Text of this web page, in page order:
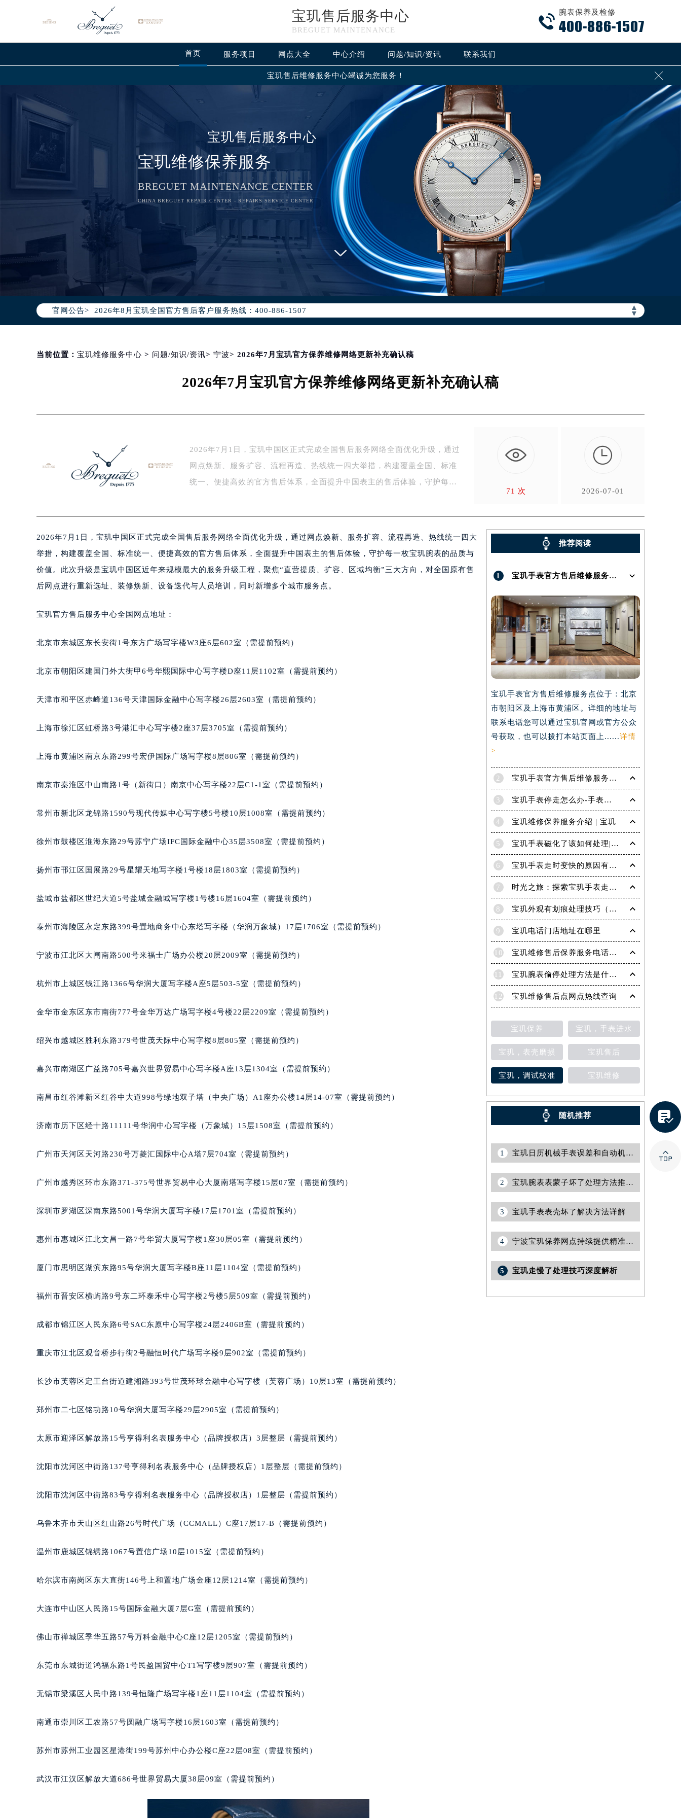
宝玑售后服务中心
BREGUET MAINTENANCE

腕表保养及检修
400-886-1507
首页 服务项目 网点大全 中心介绍 问题/知识/资讯 联系我们
宝玑售后维修服务中心竭诚为您服务！ 
宝玑售后服务中心
宝玑维修保养服务
BREGUET MAINTENANCE CENTER
CHINA BREGUET REPAIR CENTER - REPAIRS SERVICE CENTER
官网公告> ▲
▼
2026年8月宝玑中国区售后服务网络优化升级公告
2026年8月宝玑全国官方售后客户服务热线：400-886-1507
宝玑官方全国统一服务热线400-886-1507，服务覆盖中国大陆、香港、澳门、台湾全部区域（非大陆需加拨“+86”）
2026年8月宝玑售后服务中心最新网点地址：
北京市东城区东长安街1号东方广场写字楼W3座6层602室（需提前预约）
上海市徐汇区虹桥路3号港汇中心写字楼2座37层3705室（需提前预约）
扬州市邗江区国展路29号星耀天地写字楼1号楼18层1803室（需提前预约）
盐城市盐都区世纪大道5号盐城金融城写字楼1号楼16层1604室（需提前预约）
泰州市海陵区永定东路399号置地商务中心东塔写字楼（华润万象城）17层1706室（需提前预约）
绍兴市越城区胜利东路379号世茂天际中心写字楼8层805室（需提前预约）
嘉兴市南湖区广益路705号嘉兴世界贸易中心写字楼A座13层1304室（需提前预约）
南昌市红谷滩新区红谷中大道998号绿地双子塔（中央广场）A1座办公楼14层07室（需提前预约）
济南市历下区经十路11111号华润中心写字楼（万象城）15层1508室（需提前预约）
广州市越秀区环市东路371-375号世界贸易中心大厦南塔写字楼15层07室（需提前预约）
惠州市惠城区江北文昌一路7号华贸大厦写字楼1座30层05室（需提前预约）
福州市鼓楼区五四路128-1号恒力城写字楼15层03室（需提前预约）
重庆市江北区观音桥步行街2号融恒时代广场写字楼9层902室（需提前预约）
郑州市二七区铭功路10号华润大厦写字楼29层2905室（需提前预约）
沈阳市沈河区中街路137号亨得利名表服务中心（品牌授权店）1层整层（需提前预约）
乌鲁木齐市天山区红山路26号时代广场（CCMALL）C座17层17-B（需提前预约）
哈尔滨市道里区友谊西路600号富力中心T2座写字楼29层03室（需提前预约）
佛山市禅城区季华五路57号万科金融中心C座12层1205室（需提前预约）
无锡市梁溪区人民中路139号恒隆广场写字楼1座11层1104室（需提前预约）
苏州市苏州工业园区星港街199号苏州中心办公楼C座22层08室（需提前预约）
南宁市青秀区金湖路59号地王大厦12楼1224室（需提前预约）
泉州市丰泽区宝洲路729号浦西万达中心写字楼A座7楼709室（需提前预约）
烟台市芝罘区胜利路139号万达金融中心A座907室（需提前预约）
贵阳市南明区都司高架桥路33号亨特国际金融中心14楼14D（需提前预约）
石家庄市长安区中山东路39号勒泰中心写字楼B座13层07室（需提前预约）
海口市龙华区金贸东路5号海口华润大厦B座17层1707室（需提前预约）
台州市椒江区东海大道1800号腾达中心东1幢20楼2002室（需提前预约）
甘肃省兰州市七里河区西津西路16号兰州中心写字楼21层2102室（需提前预约）
黑龙江省大庆市萨尔图区会战大街宝玑售后服务中心（需提前预约）
黑龙江省黑河市爱辉区中央街宝玑售后服务中心（需提前预约）
黑龙江省佳木斯市向阳区长安路宝玑售后服务中心（需提前预约）
黑龙江省七台河市桃山区大同街宝玑售后服务中心（需提前预约）
黑龙江省双鸭山市尖山区新兴大街宝玑售后服务中心（需提前预约）
黑龙江省伊春市伊美区通河路宝玑售后服务中心（需提前预约）
吉林省白山市浑江区浑江大街宝玑售后服务中心（需提前预约）
吉林省辽源市龙山区人民大街宝玑售后服务中心（需提前预约）
吉林省四平市铁东区紫气大路与南九经街交汇处宝玑售后服务中心（需提前预约）
吉林省通化市东昌区环通乡江南大街宝玑售后服务中心（需提前预约）
辽宁省鞍山市铁东区站前街宝玑售后服务中心（需提前预约）
辽宁省朝阳市双塔区新华路宝玑售后服务中心（需提前预约）
辽宁省抚顺市新抚区东一路宝玑售后服务中心（需提前预约）
辽宁省葫芦岛市连山区中央路宝玑售后服务中心（需提前预约）
辽宁省辽阳市白塔区新运大街宝玑售后服务中心（需提前预约）
辽宁省铁岭市银州区南马路宝玑售后服务中心（需提前预约）
辽宁省沈阳市沈河区中街路137号亨得利名表维修授权店1楼宝玑售后服务中心（需提前预约）
北京市朝阳区建国门外大街甲6号华熙国际中心D座11层1102室宝玑售后服务中心（北京总部）（需提前预约）
河北省保定市竞秀区朝阳北大街北国先天下宝玑售后服务中心（需提前预约）
内蒙古自治区巴彦淖尔市临河区新华街宝玑售后服务中心（需提前预约）
内蒙古自治区赤峰市红山区哈达街宝玑售后服务中心（需提前预约）
内蒙古自治区呼伦贝尔市海拉尔区中央街宝玑售后服务中心（需提前预约）
内蒙古自治区乌海市海勃湾区人民南路宝玑售后服务中心（需提前预约）
内蒙古自治区锡林郭勒盟市锡林浩特市光明街与额尔敦路交叉口宝玑售后服务中心（需提前预约）
内蒙古自治区兴安盟市乌兰浩特市兴安大街宝玑售后服务中心（需提前预约）
当前位置： 宝玑维修服务中心 > 问题/知识/资讯> 宁波> 2026年7月宝玑官方保养维修网络更新补充确认稿
2026年7月宝玑官方保养维修网络更新补充确认稿
2026年7月1日，宝玑中国区正式完成全国售后服务网络全面优化升级，通过
网点焕新、服务扩容、流程再造、热线统一四大举措，构建覆盖全国、标准
统一、便捷高效的官方售后体系，全面提升中国表主的售后体验，守护每
71 次

2026-07-01
2026年7月1日，宝玑中国区正式完成全国售后服务网络全面优化升级，通过网点焕新、服务扩容、流程再造、热线统一四大
举措，构建覆盖全国、标准统一、便捷高效的官方售后体系，全面提升中国表主的售后体验，守护每一枚宝玑腕表的品质与
价值。此次升级是宝玑中国区近年来规模最大的服务升级工程，聚焦“直营提质、扩容、区域均衡”三大方向，对全国原有售
后网点进行重新选址、装修焕新、设备迭代与人员培训，同时新增多个城市服务点。
宝玑官方售后服务中心全国网点地址：
北京市东城区东长安街1号东方广场写字楼W3座6层602室（需提前预约）
北京市朝阳区建国门外大街甲6号华熙国际中心写字楼D座11层1102室（需提前预约）
天津市和平区赤峰道136号天津国际金融中心写字楼26层2603室（需提前预约）
上海市徐汇区虹桥路3号港汇中心写字楼2座37层3705室（需提前预约）
上海市黄浦区南京东路299号宏伊国际广场写字楼8层806室（需提前预约）
南京市秦淮区中山南路1号（新街口）南京中心写字楼22层C1-1室（需提前预约）
常州市新北区龙锦路1590号现代传媒中心写字楼5号楼10层1008室（需提前预约）
徐州市鼓楼区淮海东路29号苏宁广场IFC国际金融中心35层3508室（需提前预约）
扬州市邗江区国展路29号星耀天地写字楼1号楼18层1803室（需提前预约）
盐城市盐都区世纪大道5号盐城金融城写字楼1号楼16层1604室（需提前预约）
泰州市海陵区永定东路399号置地商务中心东塔写字楼（华润万象城）17层1706室（需提前预约）
宁波市江北区大闸南路500号来福士广场办公楼20层2009室（需提前预约）
杭州市上城区钱江路1366号华润大厦写字楼A座5层503-5室（需提前预约）
金华市金东区东市南街777号金华万达广场写字楼4号楼22层2209室（需提前预约）
绍兴市越城区胜利东路379号世茂天际中心写字楼8层805室（需提前预约）
嘉兴市南湖区广益路705号嘉兴世界贸易中心写字楼A座13层1304室（需提前预约）
南昌市红谷滩新区红谷中大道998号绿地双子塔（中央广场）A1座办公楼14层14-07室（需提前预约）
济南市历下区经十路11111号华润中心写字楼（万象城）15层1508室（需提前预约）
广州市天河区天河路230号万菱汇国际中心A塔7层704室（需提前预约）
广州市越秀区环市东路371-375号世界贸易中心大厦南塔写字楼15层07室（需提前预约）
深圳市罗湖区深南东路5001号华润大厦写字楼17层1701室（需提前预约）
惠州市惠城区江北文昌一路7号华贸大厦写字楼1座30层05室（需提前预约）
厦门市思明区湖滨东路95号华润大厦写字楼B座11层1104室（需提前预约）
福州市晋安区横屿路9号东二环泰禾中心写字楼2号楼5层509室（需提前预约）
成都市锦江区人民东路6号SAC东原中心写字楼24层2406B室（需提前预约）
重庆市江北区观音桥步行街2号融恒时代广场写字楼9层902室（需提前预约）
长沙市芙蓉区定王台街道建湘路393号世茂环球金融中心写字楼（芙蓉广场）10层13室（需提前预约）
郑州市二七区铭功路10号华润大厦写字楼29层2905室（需提前预约）
太原市迎泽区解放路15号亨得利名表服务中心（品牌授权店）3层整层（需提前预约）
沈阳市沈河区中街路137号亨得利名表服务中心（品牌授权店）1层整层（需提前预约）
沈阳市沈河区中街路83号亨得利名表服务中心（品牌授权店）1层整层（需提前预约）
乌鲁木齐市天山区红山路26号时代广场（CCMALL）C座17层17-B（需提前预约）
温州市鹿城区锦绣路1067号置信广场10层1015室（需提前预约）
哈尔滨市南岗区东大直街146号上和置地广场金座12层1214室（需提前预约）
大连市中山区人民路15号国际金融大厦7层G室（需提前预约）
佛山市禅城区季华五路57号万科金融中心C座12层1205室（需提前预约）
东莞市东城街道鸿福东路1号民盈国贸中心T1写字楼9层907室（需提前预约）
无锡市梁溪区人民中路139号恒隆广场写字楼1座11层1104室（需提前预约）
南通市崇川区工农路57号圆融广场写字楼16层1603室（需提前预约）
苏州市苏州工业园区星港街199号苏州中心办公楼C座22层08室（需提前预约）
武汉市江汉区解放大道686号世界贸易大厦38层09室（需提前预约）
推荐阅读
1 宝玑手表官方售后维修服务点地址在哪呢？
宝玑手表官方售后维修服务点位于：北京
市朝阳区及上海市黄浦区。详细的地址与
联系电话您可以通过宝玑官网或官方公众
号获取，也可以拨打本站页面上......详情
>
2 宝玑手表官方售后维修服务点电话是多少？
3 宝玑手表停走怎么办-手表停走的解决方法
4 宝玑维修保养服务介绍 | 宝玑
5 宝玑手表磁化了该如何处理|宝玑技师为您讲解
6 宝玑手表走时变快的原因有哪些？
7 时光之旅：探索宝玑手表走时的秘密
8 宝玑外观有划痕处理技巧（轻松修复爱表的实用方法）
9 宝玑电话门店地址在哪里
10 宝玑维修售后保养服务电话是多少
11 宝玑腕表偷停处理方法是什么（专业维修指南与常见故障排查）
12 宝玑维修售后点网点热线查询
宝玑保养 宝玑，手表进水
宝玑，表壳磨损 宝玑售后
宝玑，调试校准 宝玑维修
随机推荐
1 宝玑日历机械手表误差和自动机械手表误差标准
2 宝玑腕表表蒙子坏了处理方法推荐（专业修复与保养技巧）
3 宝玑手表表壳坏了解决方法详解
4 宁波宝玑保养网点持续提供精准售后维修服务权威公示（2026年8月最新）
5 宝玑走慢了处理技巧深度解析

